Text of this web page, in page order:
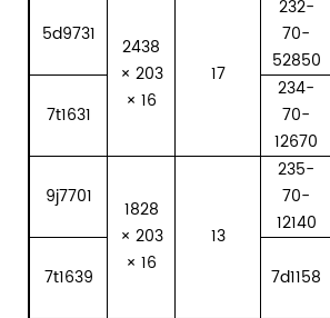
5d9731
2438
× 203
× 16
17
232-
70-
52850
7t1631
234-
70-
12670
9j7701
1828
× 203
× 16
13
235-
70-
12140
7t1639 7d1158